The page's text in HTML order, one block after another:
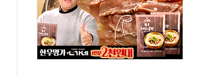
도 놀랍지 않아"
양광 착공…여의도 1.6배 규모
...금융주 낙폭 커
아냐" 해명